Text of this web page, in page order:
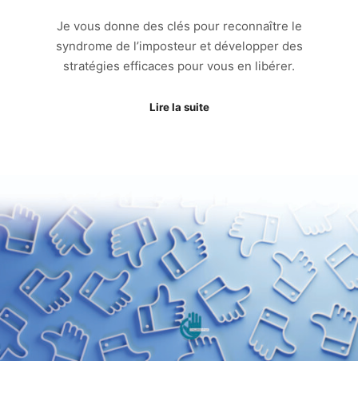
Je vous donne des clés pour reconnaître le
syndrome de l’imposteur et développer des
stratégies efficaces pour vous en libérer.
Lire la suite